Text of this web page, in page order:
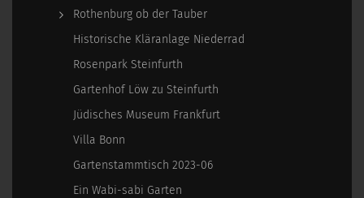
Rothenburg ob der Tauber
Historische Kläranlage Niederrad
Rosenpark Steinfurth
Gartenhof Löw zu Steinfurth
Jüdisches Museum Frankfurt
Villa Bonn
Gartenstammtisch 2023-06
Ein Wabi-sabi Garten